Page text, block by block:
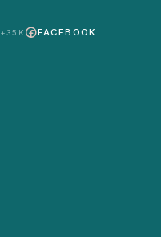
+35K
FACEBOOK